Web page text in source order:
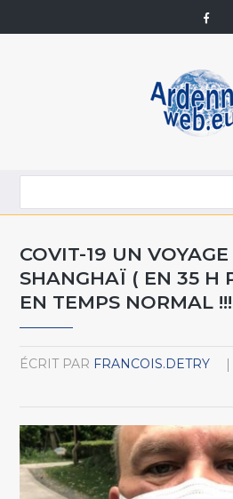
COVIT-19 UN
SHANGHAÏ ( EN 35 H
EN TEMPS NORMAL
ÉCRIT PAR FRANCOIS.DETRY